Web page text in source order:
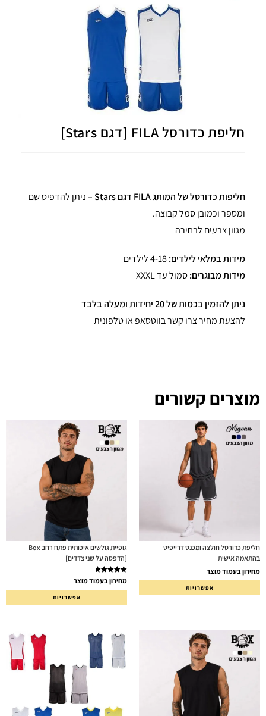
חליפת כדורסל FILA [דגם Stars]
חליפות כדורסל של המותג FILA דגם Stars
– ניתן להדפיס שם
ומספר וכמובן סמל קבוצה.
מגוון צבעים לבחירה
מידות במלאי לילדים:
מידות מבוגרים:סמול עד XXXL
ניתן להזמין בכמות של 20 יחידות ומעלה בלבד
להצעת מחיר צרו קשר בווטסאפ או טלפונית
מוצרים קשורים
חליפת כדורסל חולצה ומכנס דרייפיט
בהתאמה אישית
מחירון בעמוד מוצר
אפשרויות
גופיית גולשים איכותית פתח רחב Box
[הדפסה על שני צדדים]
דורג5.00
מחירון בעמוד מוצר
אפשרויות